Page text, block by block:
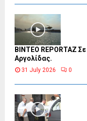
BINTEO REPORTAZ
Αργολίδας.
31 July 2026 0